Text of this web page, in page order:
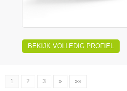
BEKIJK VOLLEDIG PROFIEL
1 2 3 » »»